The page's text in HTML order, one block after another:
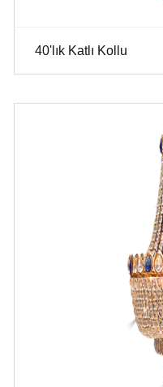
40'lık Katlı Kollu